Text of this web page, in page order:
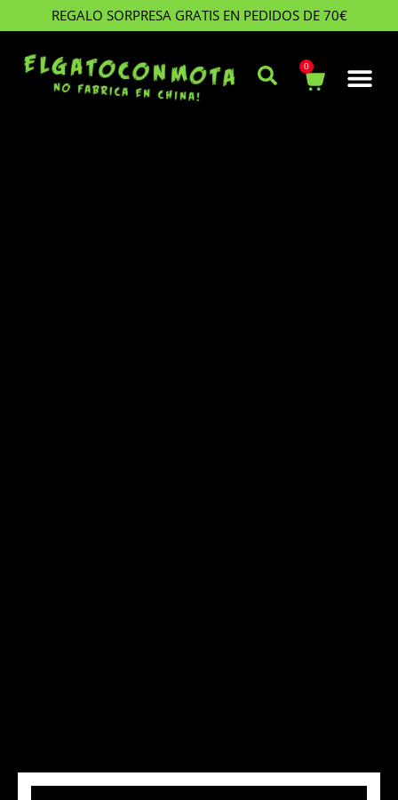
REGALO SORPRESA GRATIS EN PEDIDOS DE 70€
0